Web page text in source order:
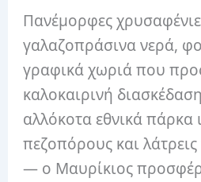
Πανέμορφες
γαλαζοπράσινα νερά,
γραφικά χωριά που
καλοκαιρινή
αλλόκοτα εθνικά πάρκα
πεζοπόρους και λάτρεις
— ο Μαυρίκιος